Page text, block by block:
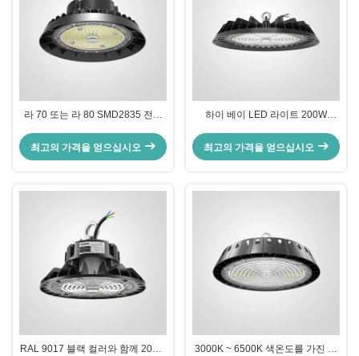
라 70 또는 라 80 SMD2835 전기
징과 함께 240W LED 하이 베이 라
이트
최고의 가격을 얻으십시오
하이 베이 LED 라이트 200W
277V 전기 정적 폴리에스터 파우
더 코팅
최고의 가격을 얻으십시오
RAL 9017 블랙 컬러와 함께 200W
3000K ~ 6500K 색온도를 가진 강